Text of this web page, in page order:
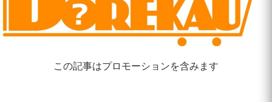
この記事はプロモーションを含みます